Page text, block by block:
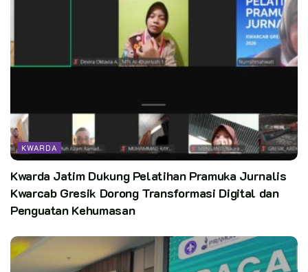
BACA JUGA
Digital dan Penguatan Kehumasan
505 Pramuka Kalimantan Barat siap meriahkan
Jambore Nasional XII 2026 di Jakarta
KWARDA
Kwarda Jatim Dukung Pelatihan Pramuka Jurnalis
Kwarcab Gresik Dorong Transformasi Digital dan
Penguatan Kehumasan